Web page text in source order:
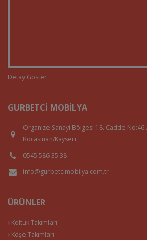
Detay Göster
GURBETCI MOBILYA
Organize Sanayi Bölgesi 18. Cadde
Kocasinan/Kayseri
0545 586 35 38
info@gurbetcimobilya.com.tr
ÜRÜNLER
Koltuk Takımları
Köşe Takımları